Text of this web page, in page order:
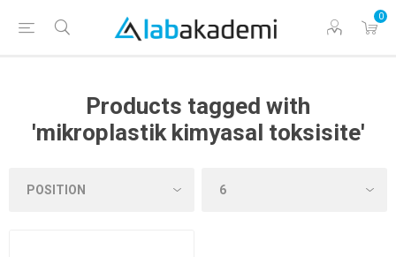
0
Products tagged with
'mikroplastik kimyasal toksisite'